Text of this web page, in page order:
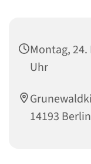
Montag, 24.
Uhr
14193 Berlin